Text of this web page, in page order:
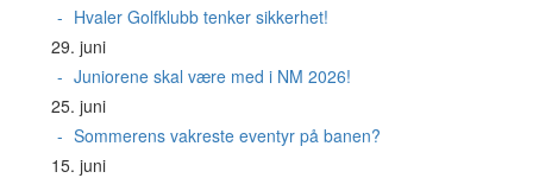
Hvaler Golfklubb tenker sikkerhet!
29. juni
Juniorene skal være med i NM 2026!
25. juni
Sommerens vakreste eventyr på banen?
15. juni